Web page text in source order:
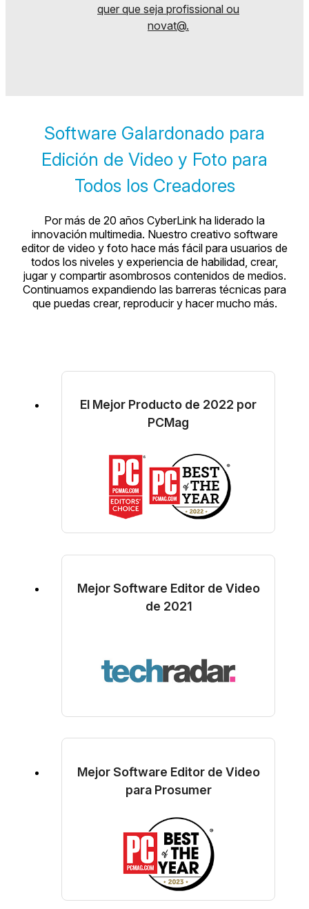
quer que seja profissional ou
novat@.
Software Galardonado para
Edición de Video y Foto para
Todos los Creadores
Por más de 20 años CyberLink ha liderado la
innovación multimedia. Nuestro creativo software
editor de video y foto hace más fácil para usuarios de
todos los niveles y experiencia de habilidad, crear,
jugar y compartir asombrosos contenidos de medios.
Continuamos expandiendo las barreras técnicas para
que puedas crear, reproducir y hacer mucho más.
El Mejor Producto de 2022 por
PCMag
Mejor Software Editor de Video
de 2021
Mejor Software Editor de Video
para Prosumer